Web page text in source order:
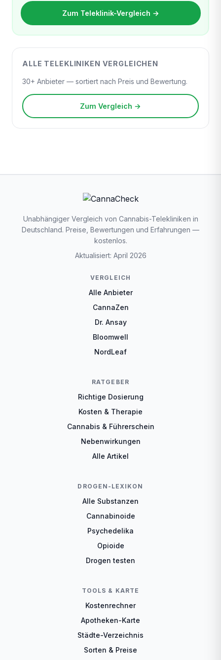
Zum Teleklinik-Vergleich →
ALLE TELEKLINIKEN VERGLEICHEN
30+ Anbieter — sortiert nach Preis und Bewertung.
Zum Vergleich →
Unabhängiger Vergleich von Cannabis-Telekliniken in
Deutschland. Preise, Bewertungen und Erfahrungen —
kostenlos.
Aktualisiert: April 2026
VERGLEICH
Alle Anbieter
CannaZen
Dr. Ansay
Bloomwell
NordLeaf
RATGEBER
Richtige Dosierung
Kosten & Therapie
Cannabis & Führerschein
Nebenwirkungen
Alle Artikel
DROGEN-LEXIKON
Alle Substanzen
Cannabinoide
Psychedelika
Opioide
Drogen testen
TOOLS & KARTE
Kostenrechner
Apotheken-Karte
Städte-Verzeichnis
Sorten & Preise